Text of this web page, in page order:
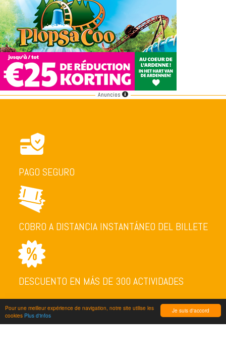
Je suis d'accord
Pour une meilleur expérience de navigation, notre site utilise les
cookies Plus d'infos
Anuncios
PAGO SEGURO
COBRO A DISTANCIA INSTANTÁNEO DEL BILLETE
DESCUENTO EN MÁS DE 300 ACTIVIDADES